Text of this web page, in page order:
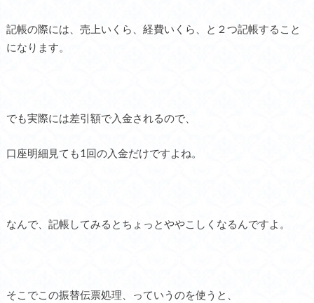
記帳の際には、売上いくら、経費いくら、と２つ記帳すること
になります。
でも実際には差引額で入金されるので、
口座明細見ても1回の入金だけですよね。
なんで、記帳してみるとちょっとややこしくなるんですよ。
そこでこの振替伝票処理、っていうのを使うと、